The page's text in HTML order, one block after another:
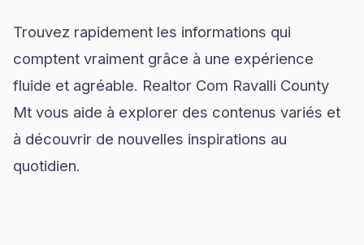
Trouvez rapidement les informations qui
comptent vraiment grâce à une expérience
fluide et agréable. Realtor Com Ravalli County
Mt vous aide à explorer des contenus variés et
à découvrir de nouvelles inspirations au
quotidien.